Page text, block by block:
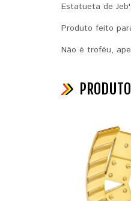
Estatueta de
Produto feito
Não é troféu,